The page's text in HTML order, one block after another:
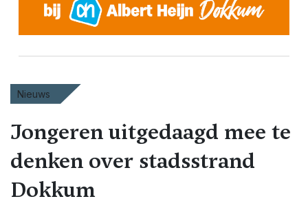
Nieuws
Jongeren uitgedaagd mee te
denken over stadsstrand
Dokkum